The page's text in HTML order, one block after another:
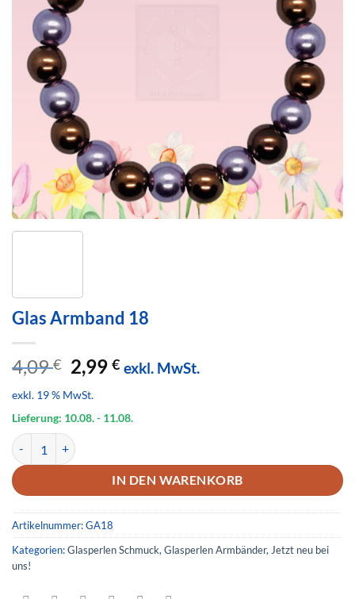
Glas Armband 18
4,09€ Ursprünglicher
Preis
war:
4,09 €
2,99€Aktueller
2,99 €.
exkl. MwSt.
exkl. 19 % MwSt.
Lieferung: 10.08.- 11.08.
Glas Armband 18 Menge
IN DEN WARENKORB
Artikelnummer:GA18
Kategorien:Glasperlen Schmuck, Glasperlen Armbänder, Jetzt neu bei
uns!